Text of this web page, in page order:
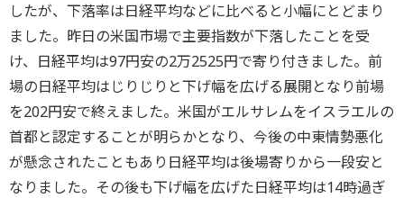
したが、下落率は日経平均などに比べると小幅にとどまり
ました。昨日の米国市場で主要指数が下落したことを受
け、日経平均は97円安の2万2525円で寄り付きました。前
場の日経平均はじりじりと下げ幅を広げる展開となり前場
を202円安で終えました。米国がエルサレムをイスラエルの
首都と認定することが明らかとなり、今後の中東情勢悪化
が懸念されたこともあり日経平均は後場寄りから一段安と
なりました。その後も下げ幅を広げた日経平均は14時過ぎ